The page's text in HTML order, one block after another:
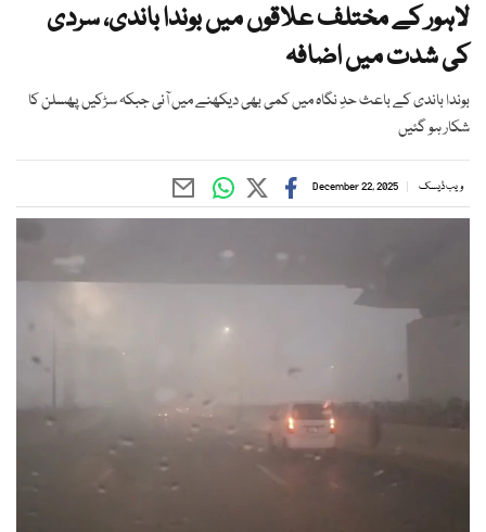
لاہور کے مختلف علاقوں میں بوندا باندی، سردی
کی شدت میں اضافہ
بوندا باندی کے باعث حدِ نگاہ میں کمی بھی دیکھنے میں آئی جبکہ سڑکیں پھسلن کا
شکار ہو گئیں
ویب ڈیسک December 22, 2025